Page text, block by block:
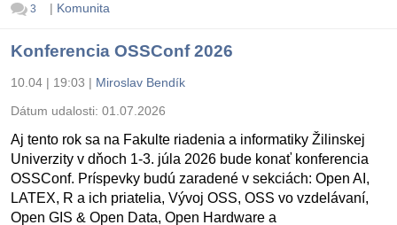
3 | Komunita
Konferencia OSSConf 2026
10.04 | 19:03 | Miroslav Bendík
Dátum udalosti: 01.07.2026
Aj tento rok sa na Fakulte riadenia a informatiky Žilinskej
Univerzity v dňoch 1-3. júla 2026 bude konať konferencia
OSSConf. Príspevky budú zaradené v sekciách: Open AI,
LATEX, R a ich priatelia, Vývoj OSS, OSS vo vzdelávaní,
Open GIS & Open Data, Open Hardware a